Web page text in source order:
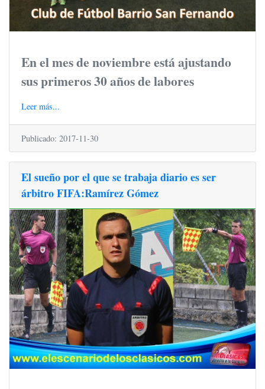
En el mes de noviembre está ajustando
sus primeros 30 años de labores
Leer más...
Publicado: 2017-11-30
El sueño por el que se trabaja diario es ser
árbitro FIFA:Ramírez Gómez